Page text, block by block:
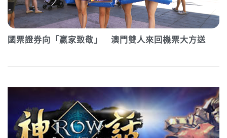
國票證券向「贏家致敬」 澳門雙人來回機票大方送